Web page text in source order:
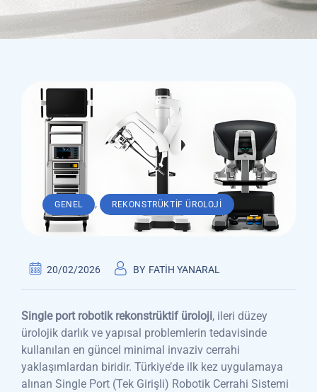
GENEL , REKONSTRÜKTIF ÜROLOJI
20/02/2026 BY FATIH YANARAL
Single port robotik rekonstrüktif üroloji, ileri düzey
ürolojik darlık ve yapısal problemlerin tedavisinde
kullanılan en güncel minimal invaziv cerrahi
yaklaşımlardan biridir. Türkiye’de ilk kez uygulamaya
alınan Single Port (Tek Girişli) Robotik Cerrahi Sistemi